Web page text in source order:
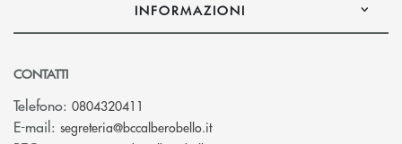
INFORMAZIONI
CONTATTI
Telefono: 0804320411
E-mail: segreteria@bccalberobello.it(si apre l’app di posta